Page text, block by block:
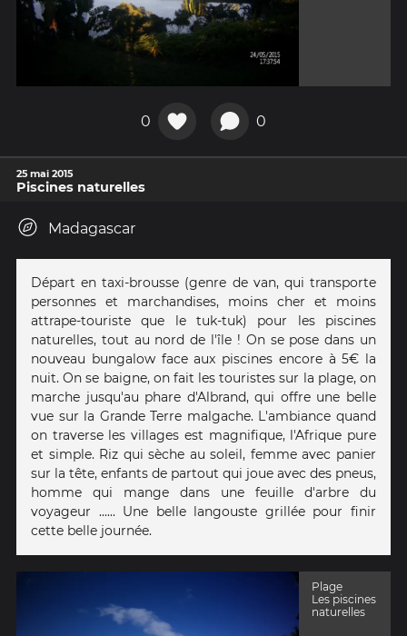
0 0
25 mai 2015
Piscines naturelles
Madagascar
Départ en taxi-brousse (genre de van, qui transporte
personnes et marchandises, moins cher et moins
attrape-touriste que le tuk-tuk) pour les piscines
naturelles, tout au nord de l'île ! On se pose dans un
nouveau bungalow face aux piscines encore à 5€ la
nuit. On se baigne, on fait les touristes sur la plage, on
marche jusqu'au phare d'Albrand, qui offre une belle
vue sur la Grande Terre malgache. L'ambiance quand
on traverse les villages est magnifique, l'Afrique pure
et simple. Riz qui sèche au soleil, femme avec panier
sur la tête, enfants de partout qui joue avec des pneus,
homme qui mange dans une feuille d'arbre du
voyageur ...... Une belle langouste grillée pour finir
cette belle journée.
Plage
Les piscines
naturelles